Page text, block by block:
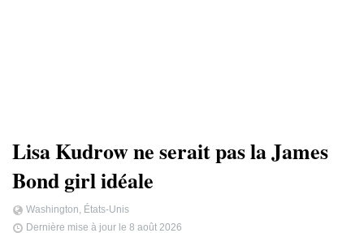
Lisa Kudrow ne serait pas la James
Bond girl idéale
Washington, États-Unis
Dernière mise à jour le 8 août 2026